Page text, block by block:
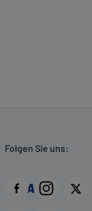
Folgen Sie uns: